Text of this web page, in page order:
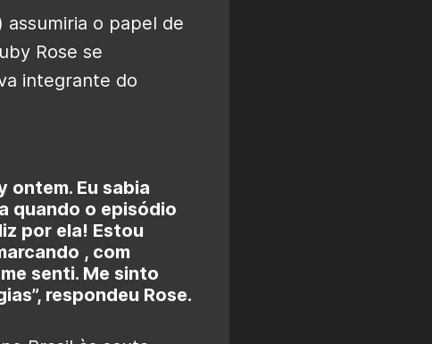
assumiria o papel de
Rose se
integrante do
ontem. Eu sabia
quando o episódio
por ela! Estou
, com
senti. Me sinto
respondeu Rose.